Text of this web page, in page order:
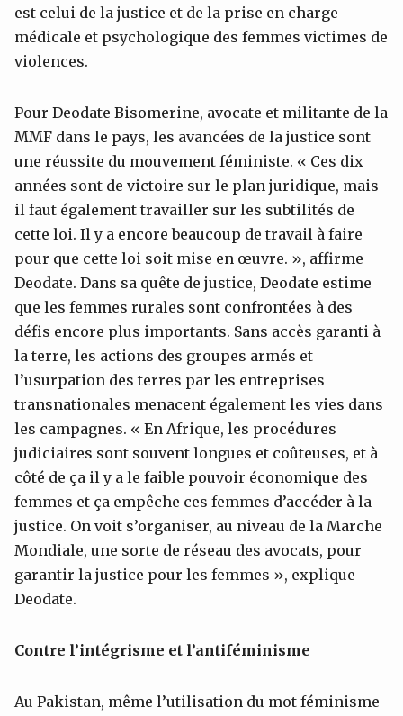
est celui de la justice et de la prise en charge
médicale et psychologique des femmes victimes de
violences.
Pour Deodate Bisomerine, avocate et militante de la
MMF dans le pays, les avancées de la justice sont
une réussite du mouvement féministe. « Ces dix
années sont de victoire sur le plan juridique, mais
il faut également travailler sur les subtilités de
cette loi. Il y a encore beaucoup de travail à faire
pour que cette loi soit mise en œuvre. », affirme
Deodate. Dans sa quête de justice, Deodate estime
que les femmes rurales sont confrontées à des
défis encore plus importants. Sans accès garanti à
la terre, les actions des groupes armés et
l’usurpation des terres par les entreprises
transnationales menacent également les vies dans
les campagnes. « En Afrique, les procédures
judiciaires sont souvent longues et coûteuses, et à
côté de ça il y a le faible pouvoir économique des
femmes et ça empêche ces femmes d’accéder à la
justice. On voit s’organiser, au niveau de la Marche
Mondiale, une sorte de réseau des avocats, pour
garantir la justice pour les femmes », explique
Deodate.
Contre l’intégrisme et l’antiféminisme
Au Pakistan, même l’utilisation du mot féminisme